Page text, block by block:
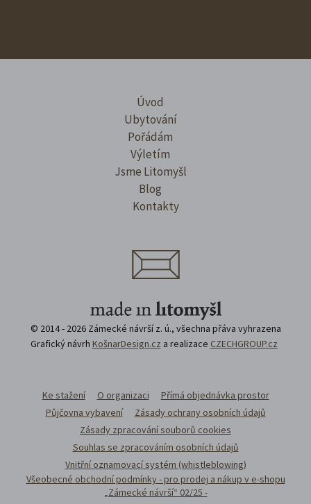
Úvod
Ubytování
Pořádám
Výletím
Jsme Litomyšl
Blog
Kontakty
© 2014 - 2026 Zámecké návrší z. ú., všechna přáva vyhrazena
Grafický návrh KošnarDesign.cz a realizace CZECHGROUP.cz
Ke stažení O organizaci
Přímá objednávka prostor
Půjčovna vybavení
Zásady ochrany osobních údajů
Zásady zpracování souborů cookies
Souhlas se zpracováním osobních údajů
Vnitřní oznamovací systém (whistleblowing)
Všeobecné obchodní podmínky - pro prodej a nákup v e-shopu
„Zámecké návrší“ 02/25 -